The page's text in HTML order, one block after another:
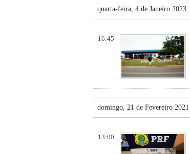
quarta-feira, 4 de Janeiro 2023
16:45
domingo, 21 de Fevereiro 2021
13:00